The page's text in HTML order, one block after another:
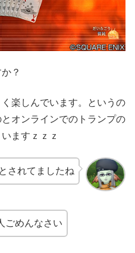
？
楽しんでいます。というの
オンラインでのトランプの
ますｚｚｚ
されてましたね
ごめんなさい